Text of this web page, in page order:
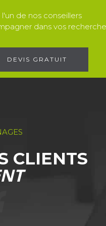
de nos conseillers
dans vos
DEVIS GRATUIT
CLIENTS